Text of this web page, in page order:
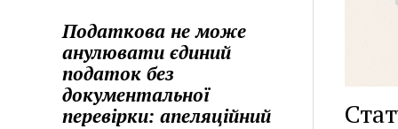
Податкова не може
анулювати єдиний
податок без
документальної
перевірки: апеляційний